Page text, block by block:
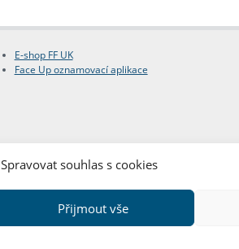
Spravovat souhlas s cookies
Přijmout vše
E-shop FF UK
Face Up oznamovací aplikace